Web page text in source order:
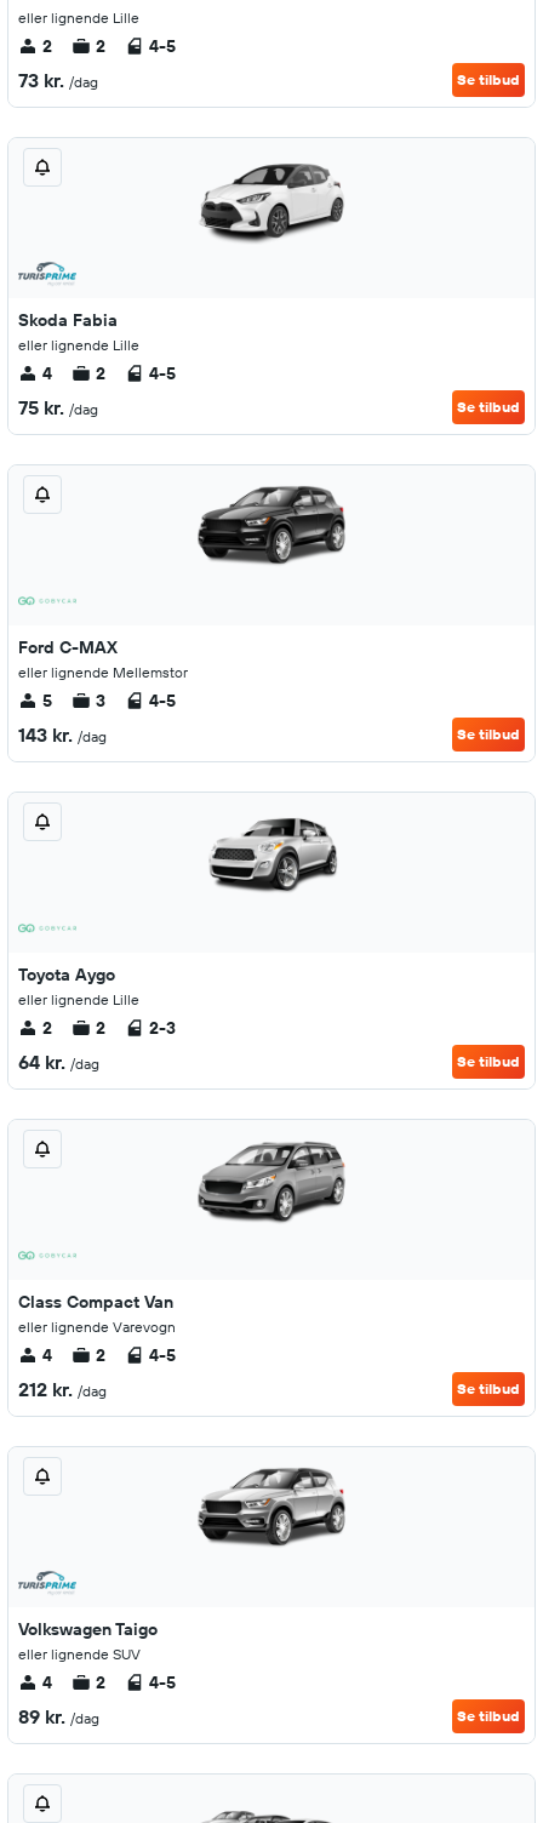
eller lignende Lille
2 2 4-5
73 kr. /dag Se tilbud
Skoda Fabia
eller lignende Lille
4 2 4-5
75 kr. /dag Se tilbud
Ford C-MAX
eller lignende Mellemstor
5 3 4-5
143 kr. /dag Se tilbud
Toyota Aygo
eller lignende Lille
2 2 2-3
64 kr. /dag Se tilbud
Class Compact Van
eller lignende Varevogn
4 2 4-5
212 kr. /dag Se tilbud
Volkswagen Taigo
eller lignende SUV
4 2 4-5
89 kr. /dag Se tilbud